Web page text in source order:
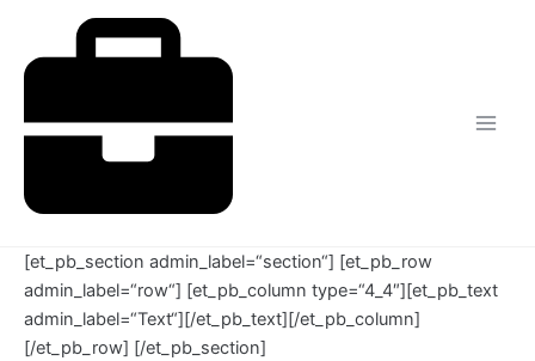
springen
[et_pb_section admin_label=“section“] [et_pb_row
admin_label=“row“] [et_pb_column type=“4_4″][et_pb_text
admin_label=“Text“][/et_pb_text][/et_pb_column]
[/et_pb_row] [/et_pb_section]